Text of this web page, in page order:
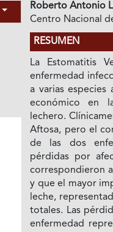
Roberto Antonio
Centro Nacional
RESUMEN
La Estomatitis
enfermedad
a varias especies
económico en
lechero.
Aftosa, pero el
de las dos
pérdidas por
correspondieron
y que el mayor
leche,
totales. Las
enfermedad